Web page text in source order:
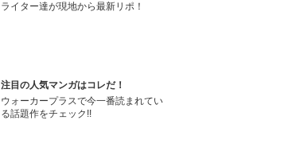
ライター達が現地から最新リポ！
注目の人気マンガはコレだ！
ウォーカープラスで今一番読まれてい
る話題作をチェック!!